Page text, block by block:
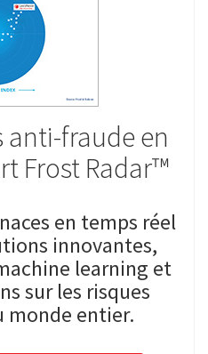
anti-fraude en
Frost Radar™
en temps réel
innovantes,
learning et
sur les risques
monde entier.